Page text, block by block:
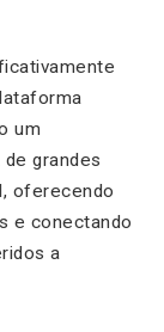
um
grandes
oferecendo
e conectando
a